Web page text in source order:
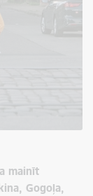
mainīt
Gogoļa,